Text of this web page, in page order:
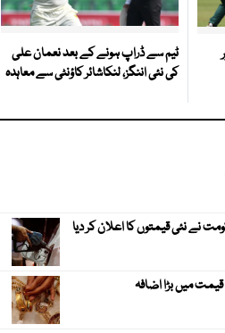
ٹیم سے ڈراپ ہونے کے بعد نعمان علی
کی نئی اننگز، لنکاشائر کاؤنٹی سے معاہدہ
نے نئی قیمتوں کا اعلان کر دیا
میں بڑا اضافہ